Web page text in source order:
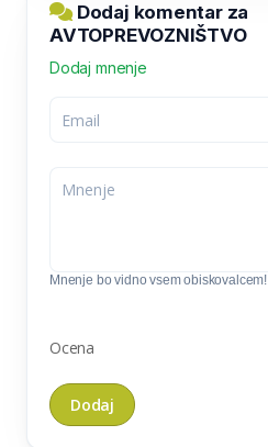
Dodaj komentar za
AVTOPREVOZNIŠTVO
Dodaj mnenje
Mnenje bo vidno vsem obiskovalcem!
Ocena